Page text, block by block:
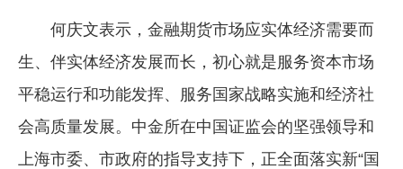
何庆文表示，金融期货市场应实体经济需要而
生、伴实体经济发展而长，初心就是服务资本市场
平稳运行和功能发挥、服务国家战略实施和经济社
会高质量发展。中金所在中国证监会的坚强领导和
上海市委、市政府的指导支持下，正全面落实新“国